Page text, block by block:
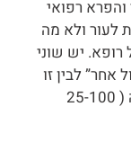
והפרא רפואי
לעור ולא מה
יש שוני
אחר” לבין זו
של הרופאים, אשר מזריקים הזרקה מרובה ( 25-100